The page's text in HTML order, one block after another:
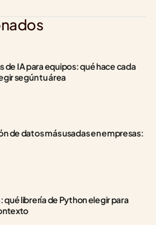
IA para equipos: qué hace cada
según tu área
de datos más usadas en empresas:
qué librería de Python elegir para